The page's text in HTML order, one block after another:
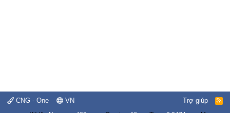
CNG - One VN Trợ giúp
R